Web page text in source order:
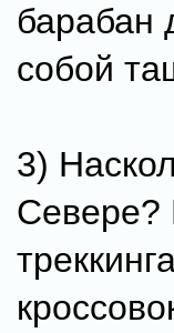
барабан
собой
3)
Севере?